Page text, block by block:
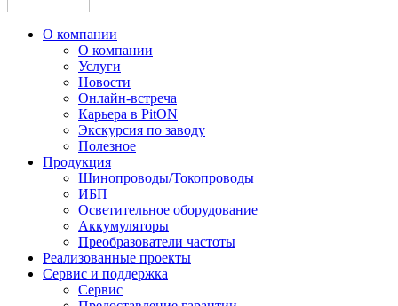
О компании
О компании
Услуги
Новости
Онлайн-встреча
Карьера в PitON
Экскурсия по заводу
Полезное
Продукция
Шинопроводы/Токопроводы
ИБП
Осветительное оборудование
Аккумуляторы
Преобразователи частоты
Реализованные проекты
Сервис и поддержка
Сервис